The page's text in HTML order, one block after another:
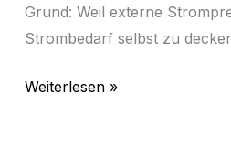
Grund: Weil externe
Strombedarf selbst zu
Weiterlesen »